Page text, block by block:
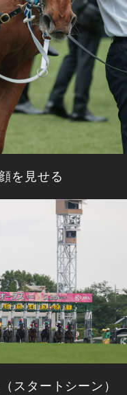
を見せる
スタートシーン）